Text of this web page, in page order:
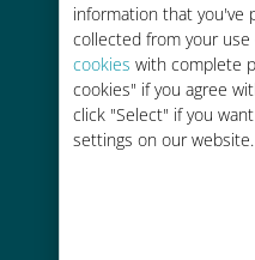
information that you've
collected from your
cookies with complete
cookies" if you agree
click "Select" if you
settings on our website.
かんた
Wi-Fiやデータ